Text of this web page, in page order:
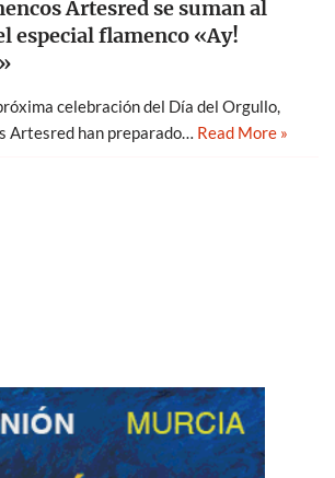
Artesred se suman al
especial flamenco «Ay!
celebración del Día del Orgullo,
Artesred han preparado… Read More »